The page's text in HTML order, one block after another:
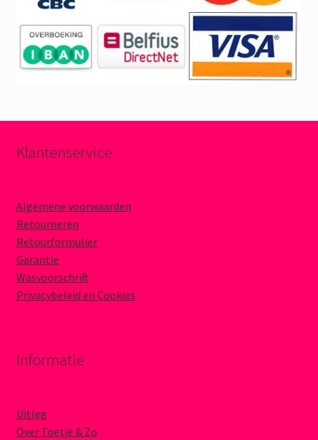
Klantenservice
Algemene voorwaarden
Retourneren
Retourformulier
Garantie
Wasvoorschrift
Privacybeleid en Cookies
Informatie
Uitleg
Over Toetie & Zo